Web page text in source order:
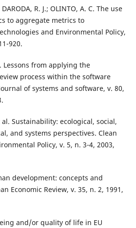
R. J.; OLINTO, A. C. The use
to aggregate metrics to
and Environmental Policy,
920.
Lessons from applying the
process within the software
of systems and software, v. 80,
al. Sustainability: ecological, social,
and systems perspectives. Clean
Policy, v. 5, n. 3-4, 2003,
development: concepts and
Economic Review, v. 35, n. 2, 1991,
and/or quality of life in EU